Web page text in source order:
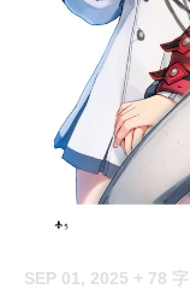
SEP 01, 2025 + 78 字